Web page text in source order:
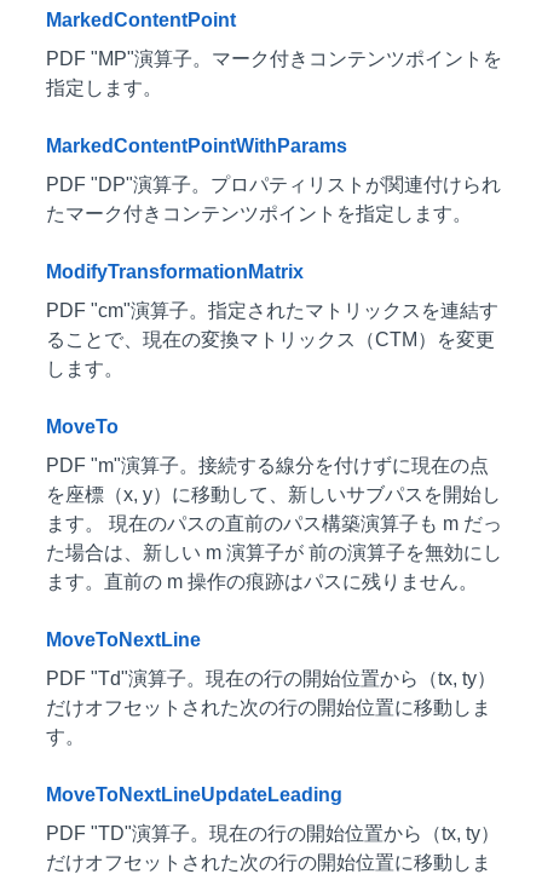
MarkedContentPoint
PDF "MP"演算子。マーク付きコンテンツポイントを
指定します。
MarkedContentPointWithParams
PDF "DP"演算子。プロパティリストが関連付けられ
たマーク付きコンテンツポイントを指定します。
ModifyTransformationMatrix
PDF "cm"演算子。指定されたマトリックスを連結す
ることで、現在の変換マトリックス（CTM）を変更
します。
MoveTo
PDF "m"演算子。接続する線分を付けずに現在の点
を座標（x, y）に移動して、新しいサブパスを開始し
ます。 現在のパスの直前のパス構築演算子も m だっ
た場合は、新しい m 演算子が 前の演算子を無効にし
ます。直前の m 操作の痕跡はパスに残りません。
MoveToNextLine
PDF "Td"演算子。現在の行の開始位置から（tx, ty）
だけオフセットされた次の行の開始位置に移動しま
す。
MoveToNextLineUpdateLeading
PDF "TD"演算子。現在の行の開始位置から（tx, ty）
だけオフセットされた次の行の開始位置に移動しま